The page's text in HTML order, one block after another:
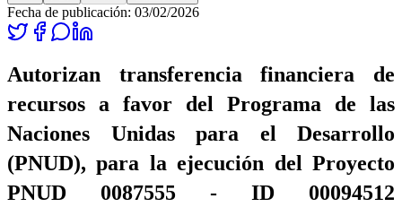
Fecha de publicación: 03/02/2026
Autorizan transferencia financiera de
recursos a favor del Programa de las
Naciones Unidas para el Desarrollo
(PNUD), para la ejecución del Proyecto
PNUD 0087555 - ID 00094512